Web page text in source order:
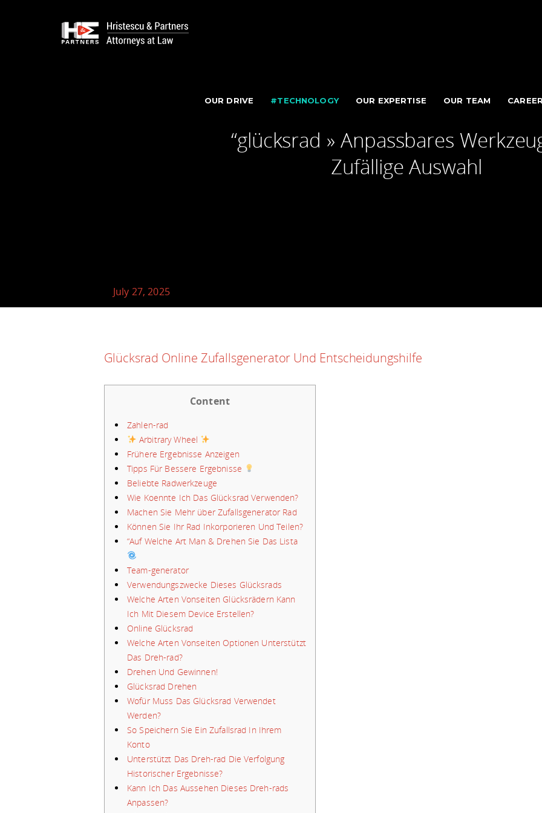
OUR DRIVE #TECHNOLOGY OUR EXPERTISE OUR TEAM
“glücksrad » Anpassbares
Zufällige Auswahl
July 27, 2025
Glücksrad Online Zufallsgenerator Und Entscheidungshilfe
Content
Zahlen-rad
Arbitrary Wheel
Frühere Ergebnisse Anzeigen
Tipps Für Bessere Ergebnisse
Beliebte Radwerkzeuge
Wie Koennte Ich Das Glücksrad Verwenden?
Machen Sie Mehr über Zufallsgenerator Rad
Können Sie Ihr Rad Inkorporieren Und Teilen?
“Auf Welche Art Man & Drehen Sie Das Lista
Team-generator
Verwendungszwecke Dieses Glücksrads
Welche Arten Vonseiten Glücksrädern Kann
Ich Mit Diesem Device Erstellen?
Online Glücksrad
Welche Arten Vonseiten Optionen Unterstützt
Das Dreh-rad?
Drehen Und Gewinnen!
Glücksrad Drehen
Wofür Muss Das Glücksrad Verwendet
Werden?
So Speichern Sie Ein Zufallsrad In Ihrem
Konto
Unterstützt Das Dreh-rad Die Verfolgung
Historischer Ergebnisse?
Kann Ich Das Aussehen Dieses Dreh-rads
Anpassen?